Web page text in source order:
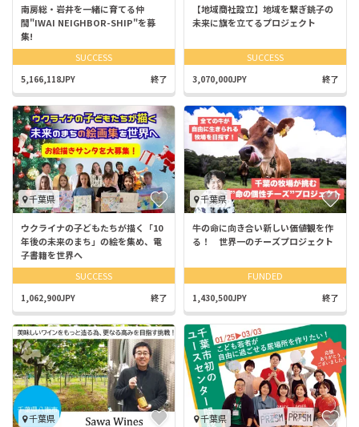
南房総・岩井を一緒に育てる仲
間"IWAI NEIGHBOR-SHIP"を募
集!
SUCCESS
5,166,118JPY 終了
【地域商社設立】地域を繋ぎ銚子の
未来に旗を立てるプロジェクト
SUCCESS
3,070,000JPY 終了
千葉県
ウクライナの子どもたちが描く「10
年後の未来のまち」の絵を集め、電
子書籍を世界へ
SUCCESS
1,062,900JPY 終了
千葉県
牛の命に向き合い新しい価値観を作
る！ 世界一のチーズプロジェクト
FUNDED
1,430,500JPY 終了
千葉県 千葉県